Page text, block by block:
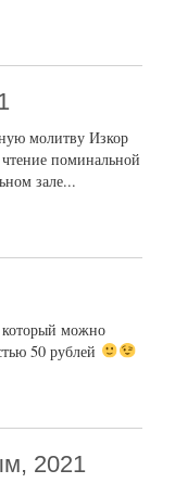
молитву Изкор
поминальной
зале...
можно
50 рублей
2021